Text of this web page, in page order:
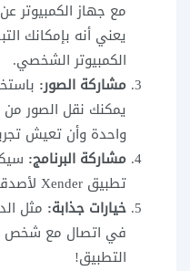
يعني أنه بإمكانك
الكمبيوتر الشخصي.
مشاركة الصور:
يمكنك نقل الصور
واحدة وأن تعيش
مشاركة البرنامج:
تطبيق Xender لأصدقاؤك لكي يستمتعوا بتجربته!
خيارات جذابة: مثل
في اتصال مع شخص
التطبيق!